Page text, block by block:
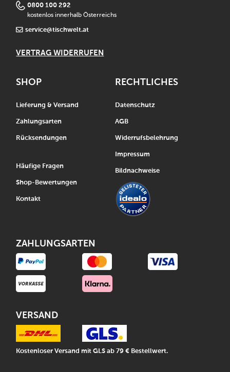
0800 100 292
kostenlos innerhalb Österreichs
service@tischwelt.at
VERTRAG WIDERRUFEN
SHOP
Lieferung & Versand
Zahlungsarten
Rücksendungen
Häufige Fragen
Shop-Bewertungen
Kontakt
RECHTLICHES
Datenschutz
AGB
Widerrufsbelehrung
Impressum
Bildnachweise
ZAHLUNGSARTEN
VERSAND
Kostenloser Versand mit GLS ab 79 € Bestellwert.